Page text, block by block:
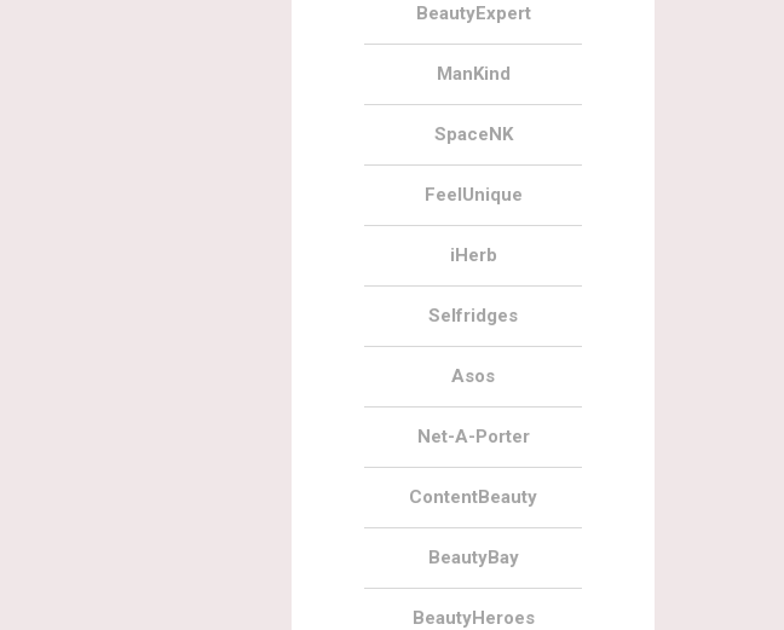
BeautyExpert
ManKind
SpaceNK
FeelUnique
iHerb
Selfridges
Asos
Net-A-Porter
ContentBeauty
BeautyBay
BeautyHeroes